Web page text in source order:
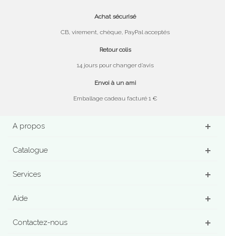
Achat sécurisé
CB, virement, chèque, PayPal acceptés
Retour colis
14 jours pour changer d’avis
Envoi à un ami
Emballage cadeau facturé 1 €
A propos
Catalogue
Services
Aide
Contactez-nous